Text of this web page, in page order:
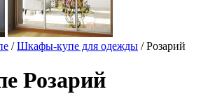
/Шкафы-купе для одежды / Розарий
Розарий